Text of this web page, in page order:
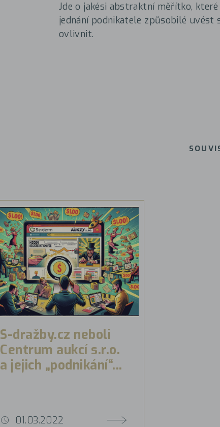
Jde o jakési abstraktní měřítko,
jednání podnikatele způsobilé
ovlivnit.
S-dražby.cz neboli
Centrum aukcí s.r.o.
a jejich „podnikání“...
01.03.2022